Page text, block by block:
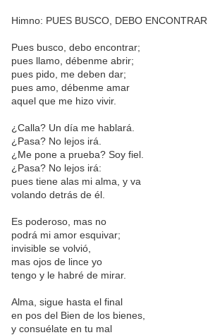
Himno: PUES BUSCO, DEBO ENCONTRAR
Pues busco, debo encontrar;
pues llamo, débenme abrir;
pues pido, me deben dar;
pues amo, débenme amar
aquel que me hizo vivir.
¿Calla? Un día me hablará.
¿Pasa? No lejos irá.
¿Me pone a prueba? Soy fiel.
¿Pasa? No lejos irá:
pues tiene alas mi alma, y va
volando detrás de él.
Es poderoso, mas no
podrá mi amor esquivar;
invisible se volvió,
mas ojos de lince yo
tengo y le habré de mirar.
Alma, sigue hasta el final
en pos del Bien de los bienes,
y consuélate en tu mal